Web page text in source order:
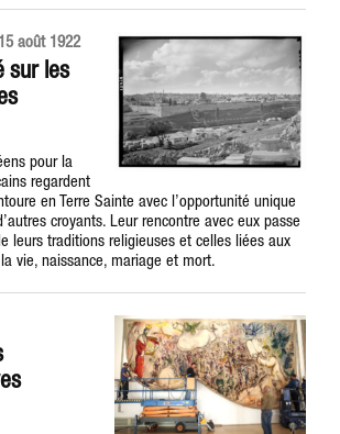
août 1922
sur les
pour la
regardent
en Terre Sainte avec l’opportunité unique
croyants. Leur rencontre avec eux passe
leurs traditions religieuses et celles liées aux
vie, naissance, mariage et mort.